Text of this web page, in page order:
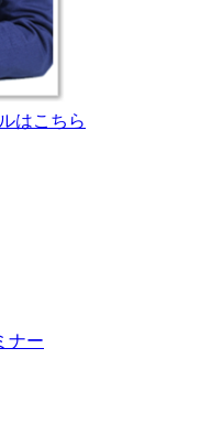
はこちら
ナー